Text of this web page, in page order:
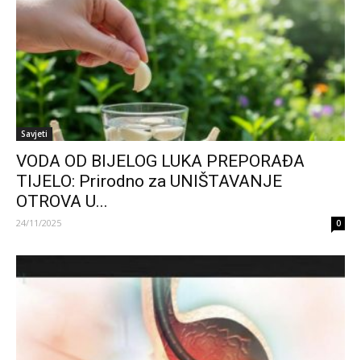
Savjeti
VODA OD BIJELOG LUKA PREPORAĐA
TIJELO: Prirodno za UNIŠTAVANJE
OTROVA U...
24/11/2025 0